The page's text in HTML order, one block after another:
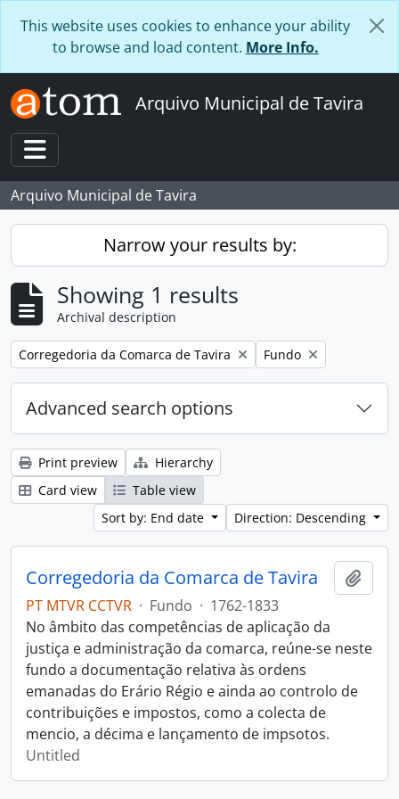
This website uses cookies to enhance your ability
to browse and load content. More Info.
Arquivo Municipal de Tavira
Toggle navigation
Arquivo Municipal de Tavira
Narrow your results by:
Showing 1 results
Archival description
Remove filter:
Corregedoria da Comarca de Tavira Remove filter:
Fundo
Advanced search options
Print preview
Hierarchy
Card view
Table view
Sort by: End date
Direction: Descending
Corregedoria da Comarca de Tavira
PT MTVR CCTVR · Fundo · 1762-1833
No âmbito das competências de aplicação da
justiça e administração da comarca, reúne-se neste
fundo a documentação relativa às ordens
emanadas do Erário Régio e ainda ao controlo de
contribuições e impostos, como a colecta de
mencio, a décima e lançamento de impsotos.
Untitled